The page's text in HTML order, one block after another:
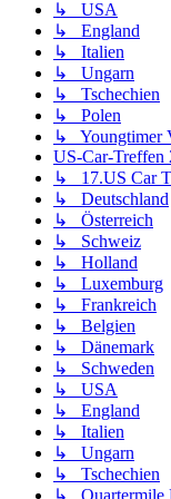
↳ USA
↳ England
↳ Italien
↳ Ungarn
↳ Tschechien
↳ Polen
↳ Youngtimer
US-Car-Treffen
↳ 17.US Car
↳ Deutschland
↳ Österreich
↳ Schweiz
↳ Holland
↳ Luxemburg
↳ Frankreich
↳ Belgien
↳ Dänemark
↳ Schweden
↳ USA
↳ England
↳ Italien
↳ Ungarn
↳ Tschechien
↳ Quartermile